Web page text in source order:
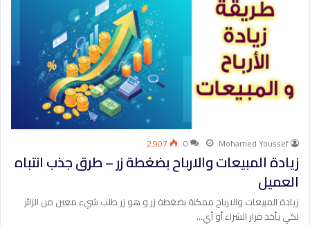
Mohamed Youssef
0 2٬907
زيادة المبيعات والارباح بضغطة زر – طرق جذب انتباه
العميل
زيادة المبيعات والارباح ممكنة بضغطة زر و هو زر طلب شيء معين من الزائر
لكي يأخذ قرار الشراء أو أي…